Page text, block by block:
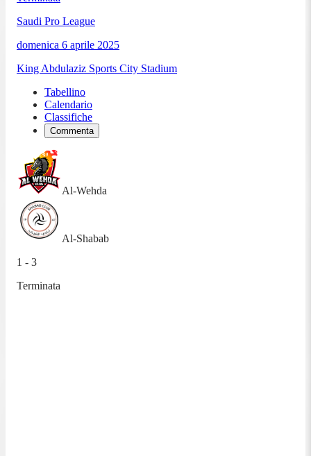
Saudi Pro League
domenica 6 aprile 2025
King Abdulaziz Sports City Stadium
Tabellino
Calendario
Classifiche
Commenta
Al-Wehda
Al-Shabab
1 - 3
Terminata